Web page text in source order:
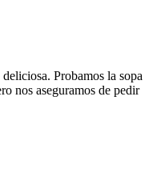
Probamos la sopa
nos aseguramos de pedir